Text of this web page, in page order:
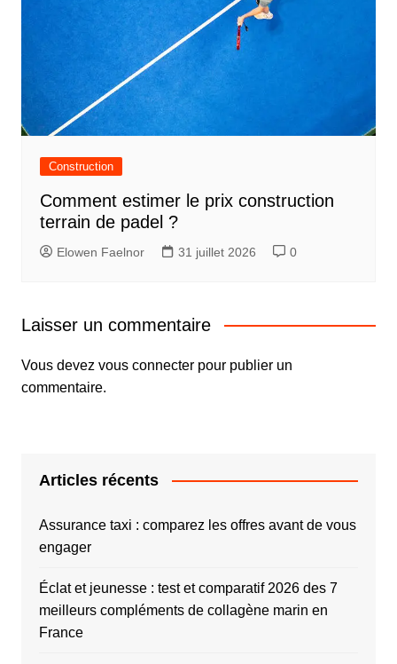
Construction
Comment estimer le prix construction
terrain de padel ?
Elowen Faelnor 31 juillet 2026 0
Laisser un commentaire
Vous devez vous connecterpour publier un
commentaire.
Articles récents
Assurance taxi : comparez les offres avant de vous
engager
Éclat et jeunesse : test et comparatif 2026 des 7
meilleurs compléments de collagène marin en
France